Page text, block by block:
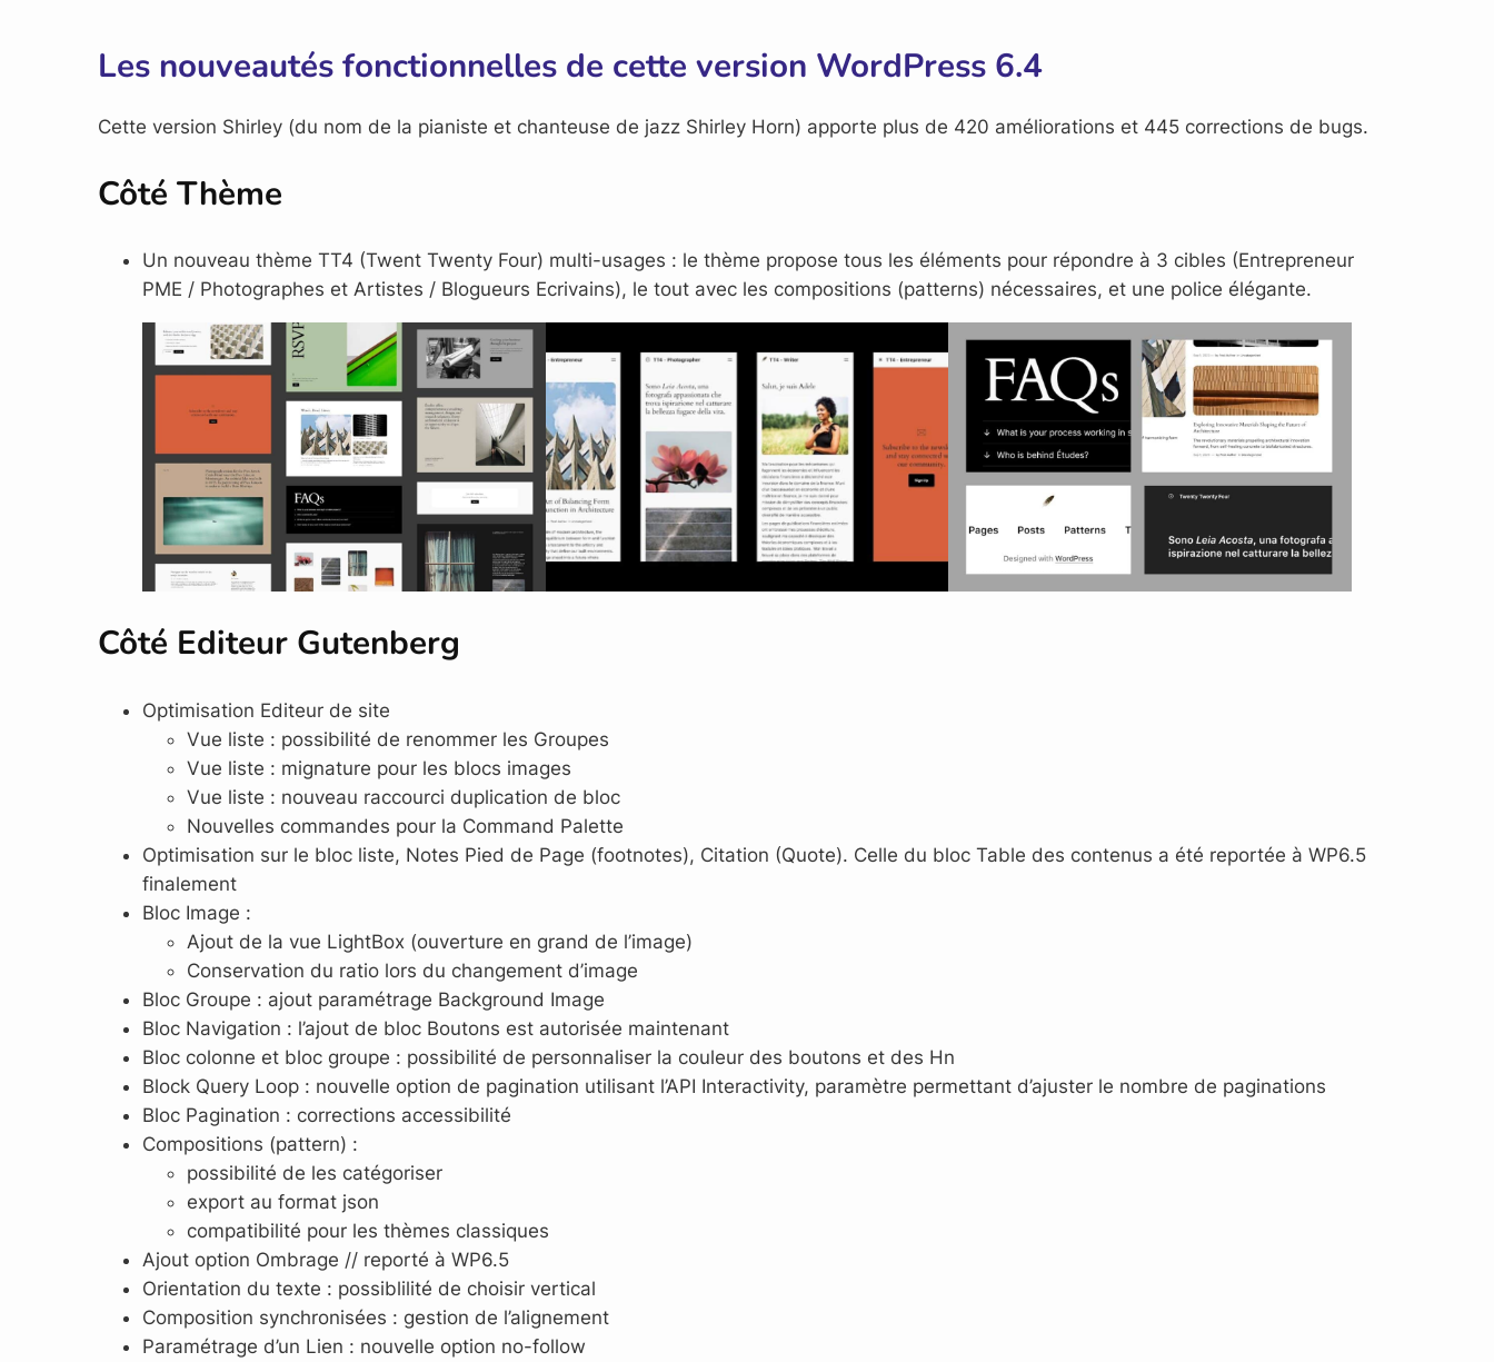
Les nouveautés fonctionnelles de cette version WordPress 6.4
Cette version Shirley (du nom de la pianiste et chanteuse de jazz Shirley Horn) apporte plus de 420 améliorations et 445 corrections de bugs.
Côté Thème
Un nouveau thème TT4 (Twent Twenty Four) multi-usages : le thème propose tous les éléments pour répondre à 3 cibles (Entrepreneur
PME / Photographes et Artistes / Blogueurs Ecrivains), le tout avec les compositions (patterns) nécessaires, et une police élégante.
Côté Editeur Gutenberg
Optimisation Editeur de site
Vue liste : possibilité de renommer les Groupes
Vue liste : mignature pour les blocs images
Vue liste : nouveau raccourci duplication de bloc
Nouvelles commandes pour la Command Palette
Optimisation sur le bloc liste, Notes Pied de Page (footnotes), Citation (Quote). Celle du bloc Table des contenus a été reportée à WP6.5
finalement
Bloc Image :
Ajout de la vue LightBox (ouverture en grand de l’image)
Conservation du ratio lors du changement d’image
Bloc Groupe : ajout paramétrage Background Image
Bloc Navigation : l’ajout de bloc Boutons est autorisée maintenant
Bloc colonne et bloc groupe : possibilité de personnaliser la couleur des boutons et des Hn
Block Query Loop : nouvelle option de pagination utilisant l’API Interactivity, paramètre permettant d’ajuster le nombre de paginations
Bloc Pagination : corrections accessibilité
Compositions (pattern) :
possibilité de les catégoriser
export au format json
compatibilité pour les thèmes classiques
Ajout option Ombrage // reporté à WP6.5
Orientation du texte : possiblilité de choisir vertical
Composition synchronisées : gestion de l’alignement
Paramétrage d’un Lien : nouvelle option no-follow